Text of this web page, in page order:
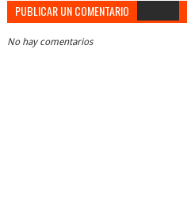
PUBLICAR UN COMENTARIO
No hay comentarios